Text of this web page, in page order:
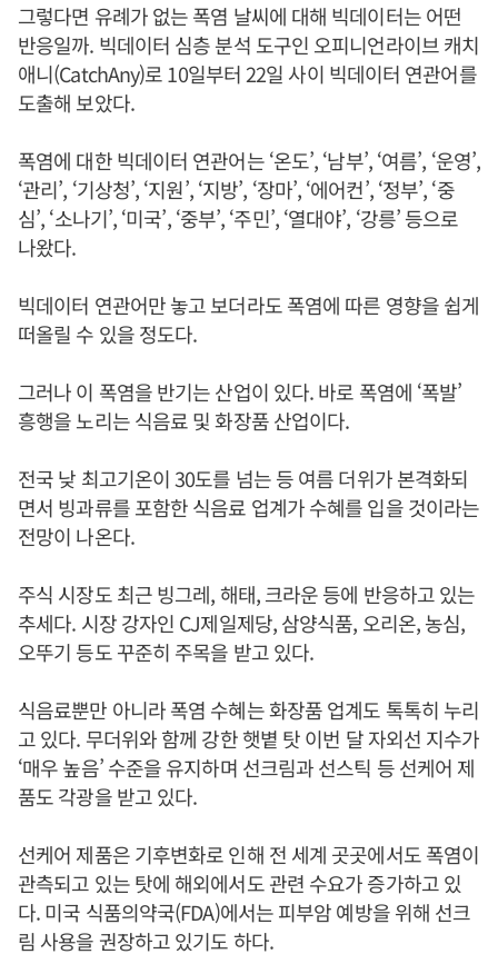
그렇다면 유례가 없는 폭염 날씨에 대해 빅데이터는 어떤
반응일까. 빅데이터 심층 분석 도구인 오피니언라이브 캐치
애니(CatchAny)로 10일부터 22일 사이 빅데이터 연관어를
도출해 보았다.
폭염에 대한 빅데이터 연관어는 ‘온도’, ‘남부’, ‘여름’, ‘운영’,
‘관리’, ‘기상청’, ‘지원’, ‘지방’, ‘장마’, ‘에어컨’, ‘정부’, ‘중
심’, ‘소나기’, ‘미국’, ‘중부’, ‘주민’, ‘열대야’, ‘강릉’ 등으로
나왔다.
빅데이터 연관어만 놓고 보더라도 폭염에 따른 영향을 쉽게
떠올릴 수 있을 정도다.
그러나 이 폭염을 반기는 산업이 있다. 바로 폭염에 ‘폭발’
흥행을 노리는 식음료 및 화장품 산업이다.
전국 낮 최고기온이 30도를 넘는 등 여름 더위가 본격화되
면서 빙과류를 포함한 식음료 업계가 수혜를 입을 것이라는
전망이 나온다.
주식 시장도 최근 빙그레, 해태, 크라운 등에 반응하고 있는
추세다. 시장 강자인 CJ제일제당, 삼양식품, 오리온, 농심,
오뚜기 등도 꾸준히 주목을 받고 있다.
식음료뿐만 아니라 폭염 수혜는 화장품 업계도 톡톡히 누리
고 있다. 무더위와 함께 강한 햇볕 탓 이번 달 자외선 지수가
‘매우 높음’ 수준을 유지하며 선크림과 선스틱 등 선케어 제
품도 각광을 받고 있다.
선케어 제품은 기후변화로 인해 전 세계 곳곳에서도 폭염이
관측되고 있는 탓에 해외에서도 관련 수요가 증가하고 있
다. 미국 식품의약국(FDA)에서는 피부암 예방을 위해 선크
림 사용을 권장하고 있기도 하다.